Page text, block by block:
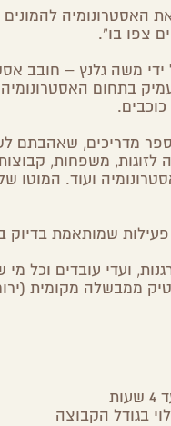
את האסטרונומיה
צפו בו”.
הכוכבים הוקם ב-2015 על ידי
בתחום
מדריכים, שאהבתם
לזוגות, משפחות,
ועוד.
שמותאמת בדיוק
ועדי עובדים וכל מי
ממבשלה מקומית